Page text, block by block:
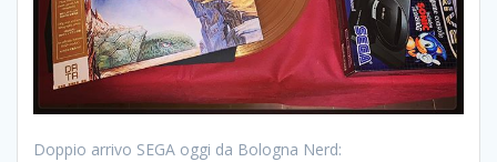
Doppio arrivo SEGA oggi da Bologna Nerd: